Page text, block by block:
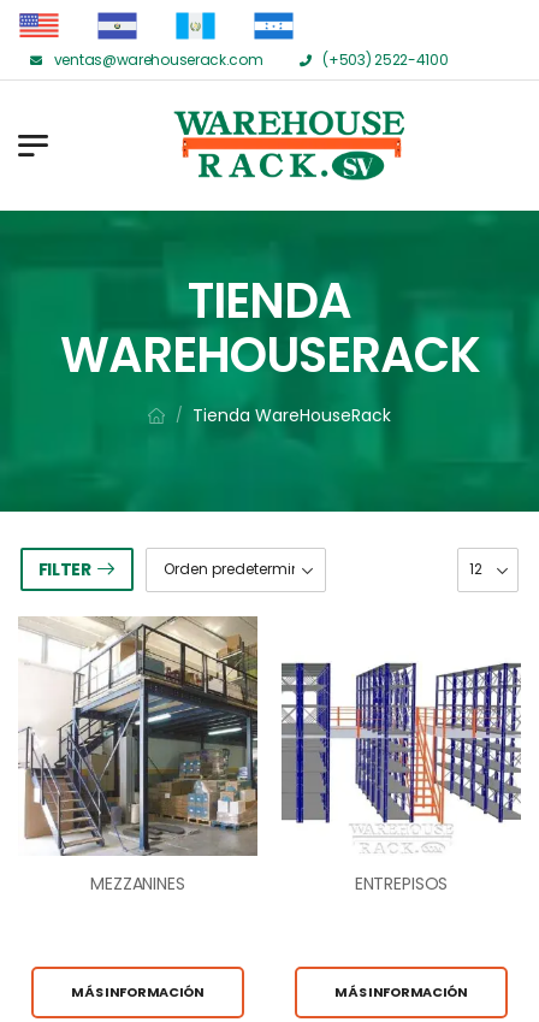
ventas@warehouserack.com (+503) 2522-4100
TIENDA
WAREHOUSERACK
/ Tienda WareHouseRack
FILTER
MEZZANINES
MÁS INFORMACIÓN
ENTREPISOS
MÁS INFORMACIÓN